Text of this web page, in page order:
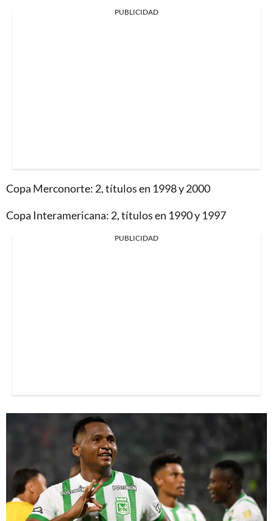
PUBLICIDAD
Copa Merconorte: 2, títulos en 1998 y 2000
Copa Interamericana: 2, títulos en 1990 y 1997
PUBLICIDAD